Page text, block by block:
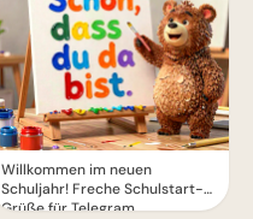
Willkommen im neuen
Schuljahr! Freche Schulstart-
Grüße für Telegram